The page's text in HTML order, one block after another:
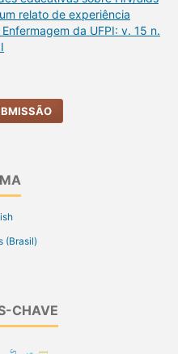
relato de experiência
da UFPI: v. 15 n.
(Brasil)
CHAVE